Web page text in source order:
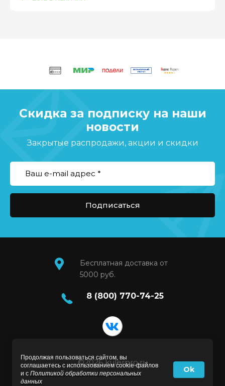
Скидка за подписку на наши
новости
Закрытые распродажи, акции и скидки
Подписаться
Бесплатная доставка от
5000 руб.
8 (800) 770-74-25
©2026 kulerpro.ru
Продолжая пользоваться сайтом, вы
соглашаетесь с использованием cookie-файлов
и с Политикой обработки персональных
данных
Ok